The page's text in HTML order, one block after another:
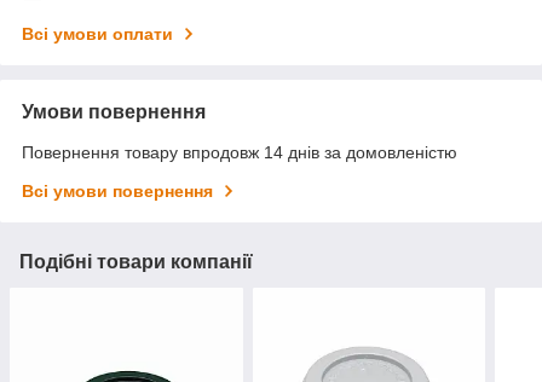
Всі умови оплати
Умови повернення
Повернення товару впродовж 14 днів за домовленістю
Всі умови повернення
Подібні товари компанії